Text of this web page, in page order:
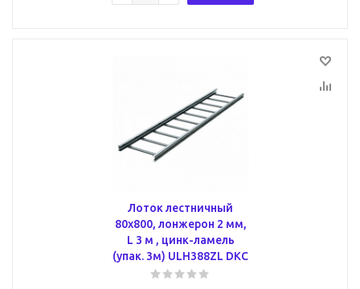
Лоток лестничный
80х800, лонжерон 2 мм,
L 3 м , цинк-ламель
(упак. 3м) ULH388ZL DKC